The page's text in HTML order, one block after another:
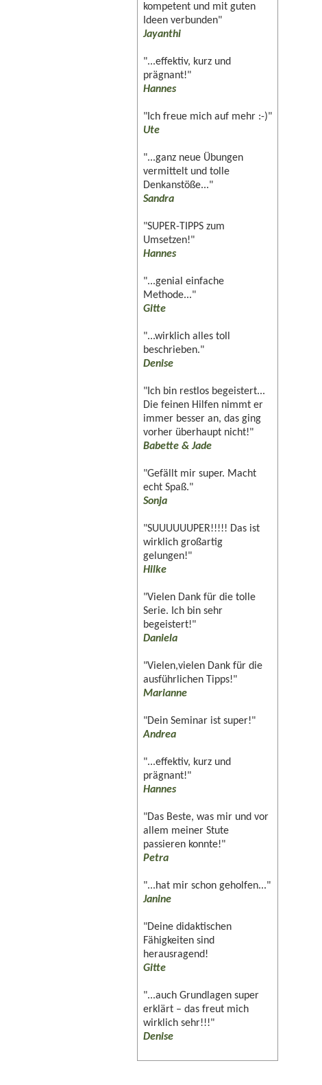
kompetent und mit guten
Ideen verbunden"
Jayanthi
"...effektiv, kurz und
prägnant!"
Hannes
"Ich freue mich auf mehr :-)"
Ute
"...ganz neue Übungen
vermittelt und tolle
Denkanstöße..."
Sandra
"SUPER-TIPPS zum
Umsetzen!"
Hannes
"...genial einfache
Methode..."
Gitte
"...wirklich alles toll
beschrieben."
Denise
"Ich bin restlos begeistert...
Die feinen Hilfen nimmt er
immer besser an, das ging
vorher überhaupt nicht!"
Babette & Jade
"Gefällt mir super. Macht
echt Spaß."
Sonja
"SUUUUUUPER!!!!! Das ist
wirklich großartig
gelungen!"
Hilke
"Vielen Dank für die tolle
Serie. Ich bin sehr
begeistert!"
Daniela
"Vielen,vielen Dank für die
ausführlichen Tipps!"
Marianne
"Dein Seminar ist super!"
Andrea
"...effektiv, kurz und
prägnant!"
Hannes
"Das Beste, was mir und vor
allem meiner Stute
passieren konnte!"
Petra
"...hat mir schon geholfen..."
Janine
"Deine didaktischen
Fähigkeiten sind
herausragend!
Gitte
"...auch Grundlagen super
erklärt – das freut mich
wirklich sehr!!!"
Denise